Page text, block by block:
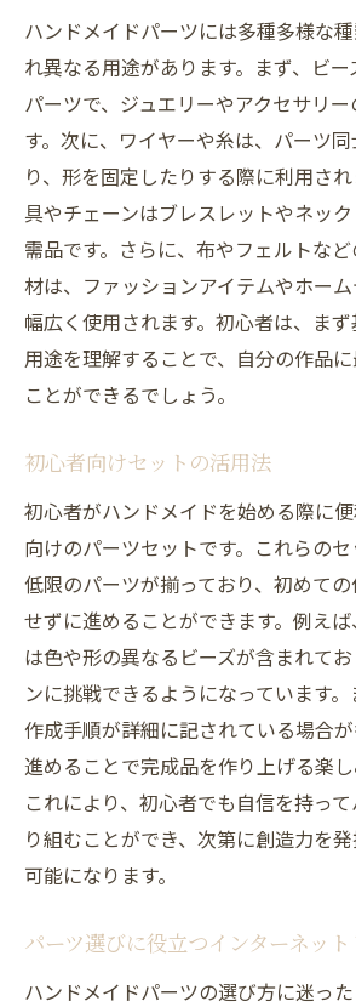
ハンドメイドパーツには多種多様な
れ異なる用途があります。まず、ビ
パーツで、ジュエリーやアクセサリ
す。次に、ワイヤーや糸は、パーツ
り、形を固定したりする際に利用さ
具やチェーンはブレスレットやネッ
需品です。さらに、布やフェルトな
材は、ファッションアイテムやホー
幅広く使用されます。初心者は、ま
用途を理解することで、自分の作品
ことができるでしょう。
初心者向けセットの活用法
初心者がハンドメイドを始める際に
向けのパーツセットです。これらの
低限のパーツが揃っており、初めて
せずに進めることができます。例え
は色や形の異なるビーズが含まれて
ンに挑戦できるようになっています
作成手順が詳細に記されている場合
進めることで完成品を作り上げる楽し
これにより、初心者でも自信を持っ
り組むことができ、次第に創造力を
可能になります。
パーツ選びに役立つインターネット
ハンドメイドパーツの選び方に迷っ